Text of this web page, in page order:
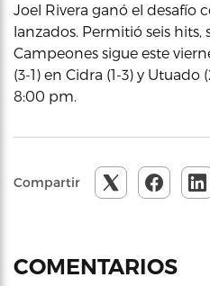
Joel Rivera ganó el desafío
lanzados. Permitió seis hits,
Campeones sigue este
(3-1) en Cidra (1-3) y Utuado
8:00 pm.
Compartir
COMENTARIOS